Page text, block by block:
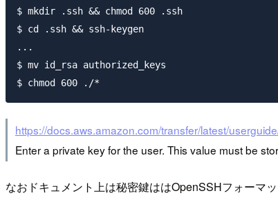
$ mkdir .ssh && chmod 600 .ssh
$ cd .ssh && ssh-keygen
...
$ mv id_rsa authorized_keys
https://docs.aws.amazon.com/transfer/latest/
Enter a private key for the user. This value must be
なおドキュメント上は秘密鍵ははOpenSSHフォーマ